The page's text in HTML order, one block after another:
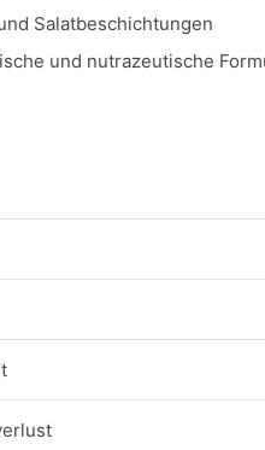
Salatbeschichtungen
und nutrazeutische